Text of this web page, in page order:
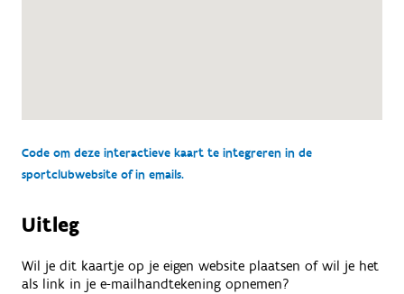
Code om deze interactieve kaart te integreren in de
sportclubwebsite of in emails.
Uitleg
Wil je dit kaartje op je eigen website plaatsen of wil je het
als link in je e-mailhandtekening opnemen?